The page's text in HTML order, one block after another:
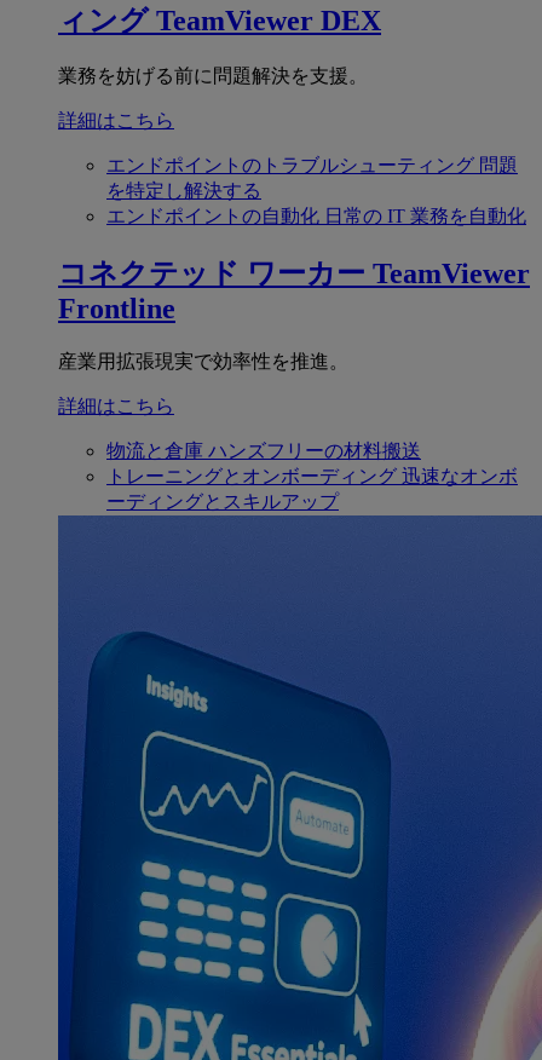
ィング TeamViewer DEX
業務を妨げる前に問題解決を支援。
詳細はこちら
エンドポイントのトラブルシューティング 問題
を特定し解決する
エンドポイントの自動化 日常の IT 業務を自動化
コネクテッド ワーカー TeamViewer
Frontline
産業用拡張現実で効率性を推進。
詳細はこちら
物流と倉庫 ハンズフリーの材料搬送
トレーニングとオンボーディング 迅速なオンボ
ーディングとスキルアップ